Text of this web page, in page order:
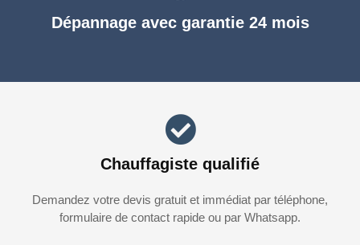
Dépannage avec garantie 24 mois
Chauffagiste qualifié
Demandez votre devis gratuit et immédiat par téléphone,
formulaire de contact rapide ou par Whatsapp.